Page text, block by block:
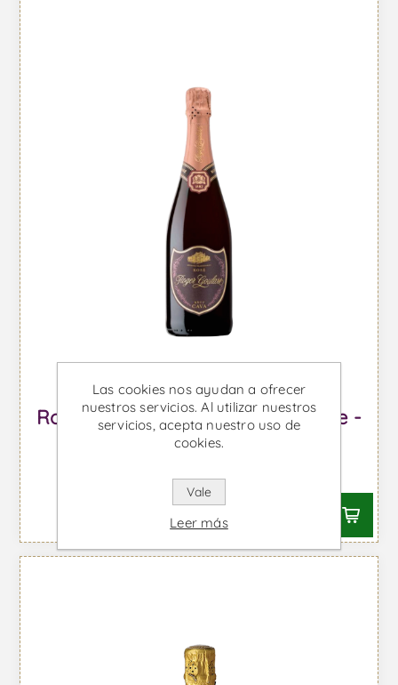
Roger Goulart Brut Rosé Millesime -
Vino Espumoso
Desde €11,28 IVA incl.
Las cookies nos ayudan a ofrecer
nuestros servicios. Al utilizar nuestros
servicios, acepta nuestro uso de
cookies.
Vale
Leer más